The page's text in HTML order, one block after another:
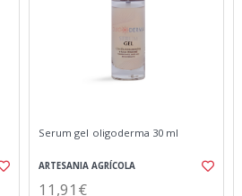
Serum gel oligoderma 30 ml
ARTESANIA AGRÍCOLA
11,91€